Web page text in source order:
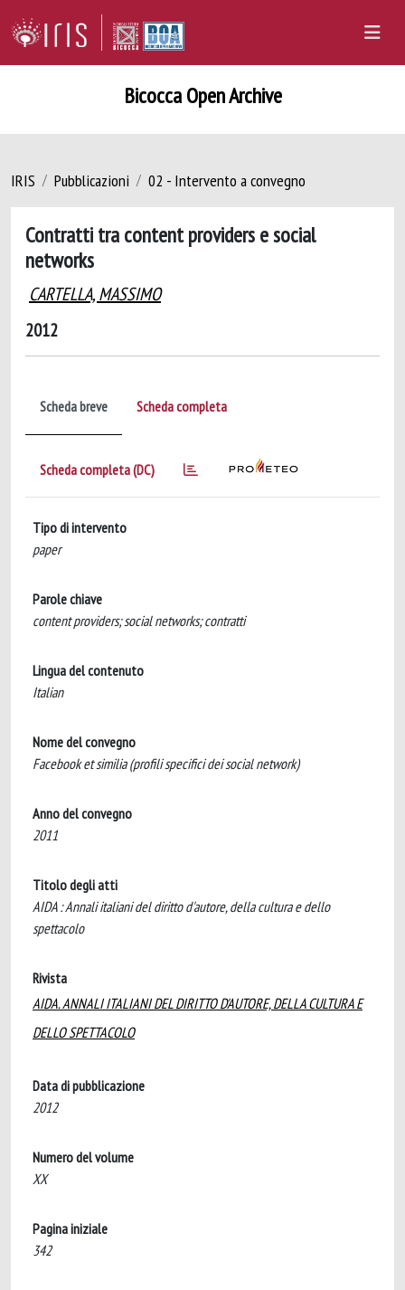
Bicocca Open Archive
IRIS Pubblicazioni 02 - Intervento a convegno
Contratti tra content providers e social
networks
CARTELLA, MASSIMO
2012
Scheda breve Scheda completa
Scheda completa (DC)
Tipo di intervento
paper
Parole chiave
content providers; social networks; contratti
Lingua del contenuto
Italian
Nome del convegno
Facebook et similia (profili specifici dei social network)
Anno del convegno
2011
Titolo degli atti
AIDA : Annali italiani del diritto d'autore, della cultura e dello
spettacolo
Rivista
AIDA. ANNALI ITALIANI DEL DIRITTO D'AUTORE, DELLA CULTURA E
DELLO SPETTACOLO
Data di pubblicazione
2012
Numero del volume
XX
Pagina iniziale
342